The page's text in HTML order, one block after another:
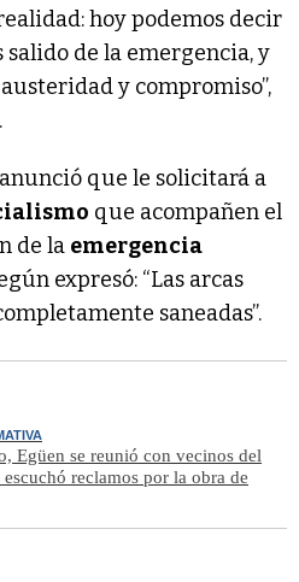
hoy podemos decir
de la emergencia, y
y compromiso”,
anunció que le solicitará a
que acompañen el
de la emergencia
expresó: “Las arcas
saneadas”.
Egüen se reunió con vecinos del
reclamos por la obra de